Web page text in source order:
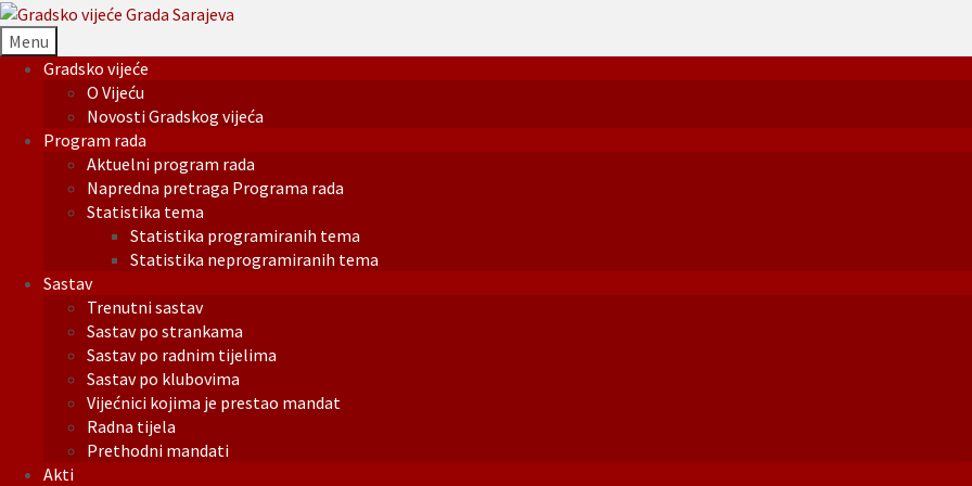
Menu
Gradsko vijeće
O Vijeću
Novosti Gradskog vijeća
Program rada
Aktuelni program rada
Napredna pretraga Programa rada
Statistika tema
Statistika programiranih tema
Statistika neprogramiranih tema
Sastav
Trenutni sastav
Sastav po strankama
Sastav po radnim tijelima
Sastav po klubovima
Vijećnici kojima je prestao mandat
Radna tijela
Prethodni mandati
Akti